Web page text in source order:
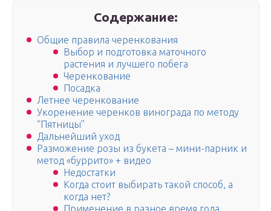
Содержание:
Общие правила черенкования
Выбор и подготовка маточного
растения и лучшего побега
Черенкование
Посадка
Летнее черенкование
Укоренение черенков винограда по методу
“Пятницы”
Дальнейший уход
Разможение розы из букета – мини-парник и
метод «буррито» + видео
Недостатки
Когда стоит выбирать такой способ, а
когда нет?
Применение в разное время года